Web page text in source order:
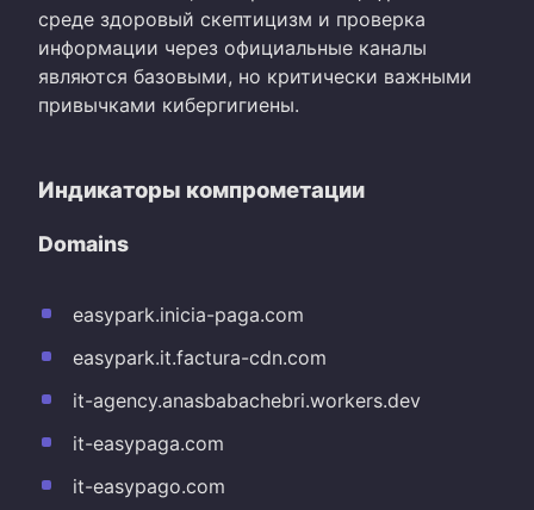
среде здоровый скептицизм и проверка
информации через официальные каналы
являются базовыми, но критически важными
привычками кибергигиены.
Индикаторы компрометации
Domains
easypark.inicia-paga.com
easypark.it.factura-cdn.com
it-agency.anasbabachebri.workers.dev
it-easypaga.com
it-easypago.com